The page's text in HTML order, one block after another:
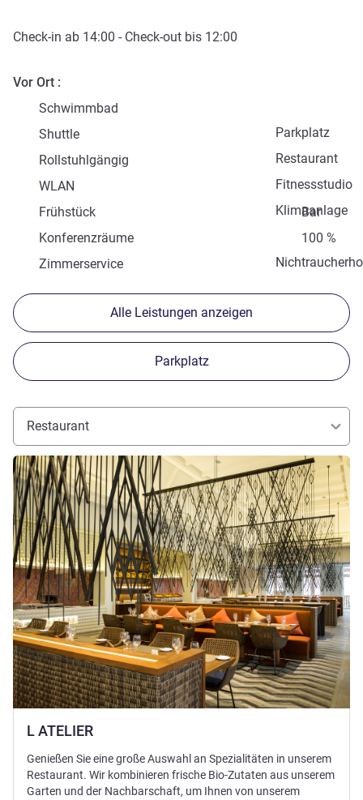
Check-in ab 14:00 - Check-out bis 12:00
Vor Ort
Schwimmbad
Parkplatz
Shuttle
Restaurant
Rollstuhlgängig
Fitnessstudio
WLAN
Klimaanlage
Frühstück
Bar
Konferenzräume
100 %
Zimmerservice
Alle Leistungen anzeigen
Parkplatz
Restaurant
L ATELIER
Details ansehen
Genießen Sie eine große Auswahl an Spezialitäten in unserem
Restaurant. Wir kombinieren frische Bio-Zutaten aus unserem
Garten und der Nachbarschaft, um Ihnen von unserem